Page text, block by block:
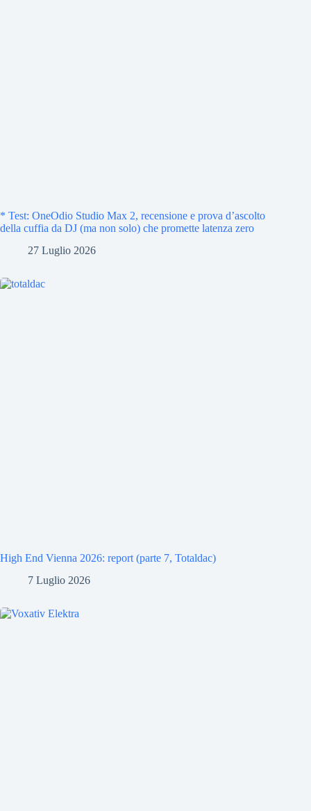
* Test: OneOdio Studio Max 2, recensione e prova d’ascolto
della cuffia da DJ (ma non solo) che promette latenza zero
27 Luglio 2026
High End Vienna 2026: report (parte 7, Totaldac)
7 Luglio 2026